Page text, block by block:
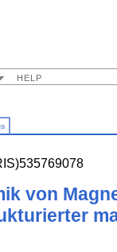
HELP
von